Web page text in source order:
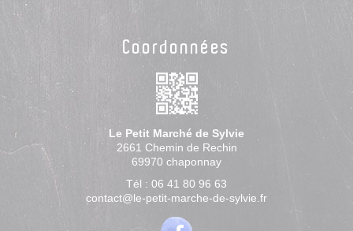
Coordonnées
Le Petit Marché de Sylvie
2661 Chemin de Rechin
69970 chaponnay
Tél : 06 41 80 96 63
contact@le-petit-marche-de-sylvie.fr